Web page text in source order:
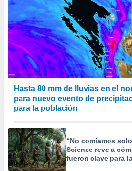
Hasta 80 mm de lluvias en el
para nuevo evento de
para la población
“No comíamos
Science revela
fueron clave para